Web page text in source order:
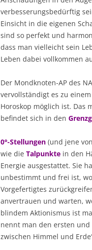
verbesserungsbedürftig
Einsicht in die eigenen
sind so perfekt und
dass man vielleicht sein
Leben dabei vollkommen
Der Mondknoten-AP des
vervollständigt es zu einem
Horoskop möglich ist. Das
befindet sich in den
0°-Stellungen (und jene
wie die Talpunkte in den
Energie ausgestattet. Sie
unbestimmt und frei ist,
Vorgefertigtes
anvertrauen und warten,
blindem Aktionismus ist
nennt man den ersten und
zwischen Himmel und